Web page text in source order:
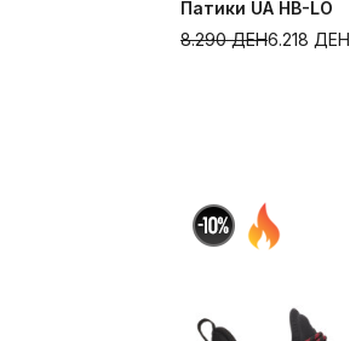
Патики UA HB-LO
6.218 ДЕН
8.290ДЕН